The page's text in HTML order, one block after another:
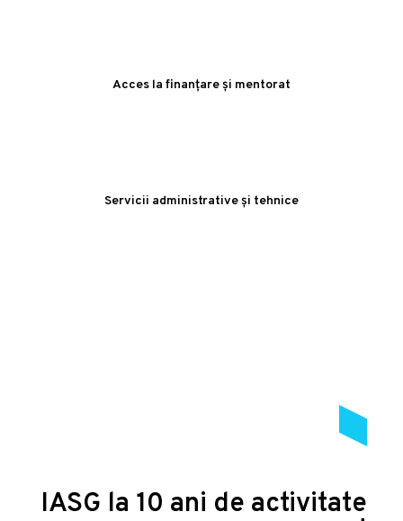
Acces la finanțare și mentorat
Servicii administrative și tehnice
IASG la 10 ani de activitate